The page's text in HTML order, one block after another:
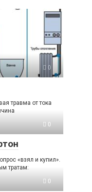
0
травма от тока
0
«взял и купил».
тратам:
0